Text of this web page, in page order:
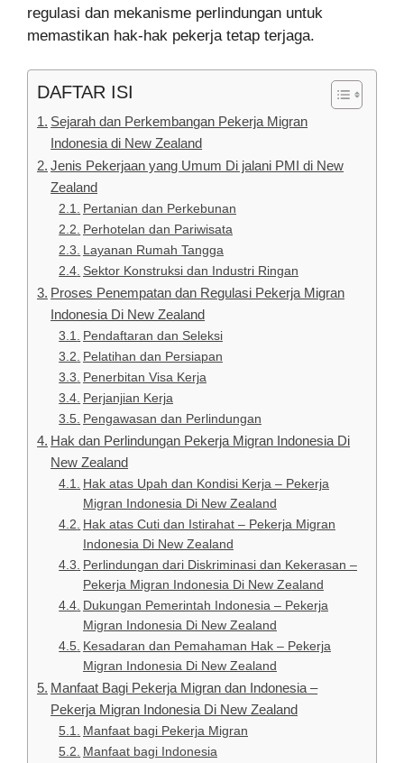
regulasi dan mekanisme perlindungan untuk
memastikan hak-hak pekerja tetap terjaga.
DAFTAR ISI
Sejarah dan Perkembangan Pekerja Migran
Indonesia di New Zealand
Jenis Pekerjaan yang Umum Di jalani PMI di New
Zealand
Pertanian dan Perkebunan
Perhotelan dan Pariwisata
Layanan Rumah Tangga
Sektor Konstruksi dan Industri Ringan
Proses Penempatan dan Regulasi Pekerja Migran
Indonesia Di New Zealand
Pendaftaran dan Seleksi
Pelatihan dan Persiapan
Penerbitan Visa Kerja
Perjanjian Kerja
Pengawasan dan Perlindungan
Hak dan Perlindungan Pekerja Migran Indonesia Di
New Zealand
Hak atas Upah dan Kondisi Kerja – Pekerja
Migran Indonesia Di New Zealand
Hak atas Cuti dan Istirahat – Pekerja Migran
Indonesia Di New Zealand
Perlindungan dari Diskriminasi dan Kekerasan –
Pekerja Migran Indonesia Di New Zealand
Dukungan Pemerintah Indonesia – Pekerja
Migran Indonesia Di New Zealand
Kesadaran dan Pemahaman Hak – Pekerja
Migran Indonesia Di New Zealand
Manfaat Bagi Pekerja Migran dan Indonesia –
Pekerja Migran Indonesia Di New Zealand
Manfaat bagi Pekerja Migran
Manfaat bagi Indonesia